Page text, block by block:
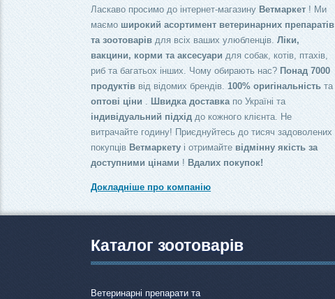
Ласкаво просимо до інтернет-магазину Ветмаркет ! Ми
маємоширокий асортимент ветеринарних препаратів
та зоотоварів для всіх ваших улюбленців.Ліки,
вакцини, корми та аксесуаридля собак, котів, птахів,
риб та багатьох інших. Чому обирають нас? Понад 7000
продуктів від відомих брендів.100% оригінальність та
оптові ціни. Швидка доставкапо Україні та
індивідуальний підхід до кожного клієнта. Не
витрачайте годину! Приєднуйтесь до тисяч задоволених
покупців Ветмаркетуі отримайте відмінну якість за
доступними цінами ! Вдалих покупок!
Докладніше про компанію
Каталог зоотоварів
Ветеринарні препарати та